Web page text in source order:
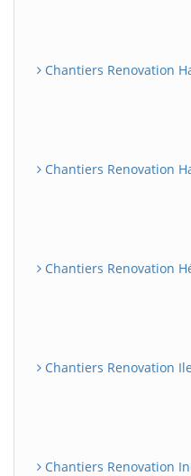
Chantiers Renovation
Chantiers Renovation
Chantiers Renovation
Chantiers Renovation
Chantiers Renovation